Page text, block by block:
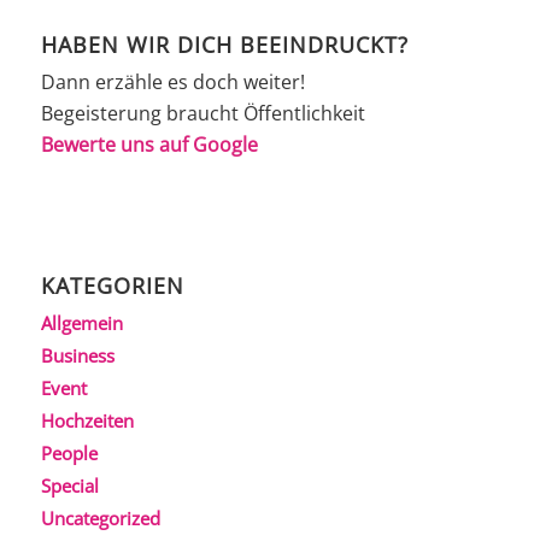
HABEN WIR DICH BEEINDRUCKT?
Dann erzähle es doch weiter!
Begeisterung braucht Öffentlichkeit
Bewerte uns auf Google
KATEGORIEN
Allgemein
Business
Event
Hochzeiten
People
Special
Uncategorized